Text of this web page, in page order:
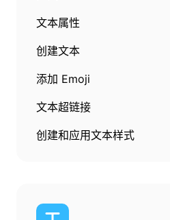
文本属性
创建文本
添加 Emoji
文本超链接
创建和应用文本样式